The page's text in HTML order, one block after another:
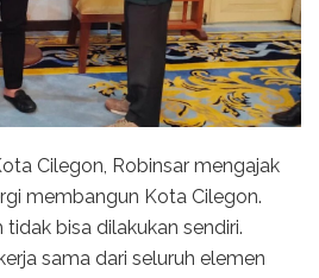
Cilegon, Robinsar mengajak
membangun Kota Cilegon.
bisa dilakukan sendiri.
sama dari seluruh elemen